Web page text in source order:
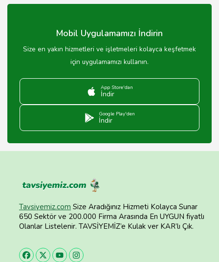
dikkat etmelisiniz.
Mobil Uygulamamızı İndirin
Size en yakın hizmetleri ve işletmeleri kolayca keşfetmek
için uygulamamızı kullanın.
App Store'dan
İndir
Google Play'den
İndir
Tavsiyemiz.com Size Aradığınız Hizmeti Kolayca Sunar
650 Sektör ve 200.000 Firma Arasında En UYGUN fiyatlı
Olanlar Listelenir. TAVSİYEMİZ’e Kulak ver KAR’lı Çık.